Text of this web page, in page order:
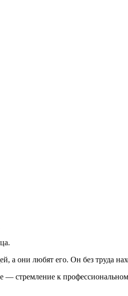
а они любят его. Он без труда
— стремление к